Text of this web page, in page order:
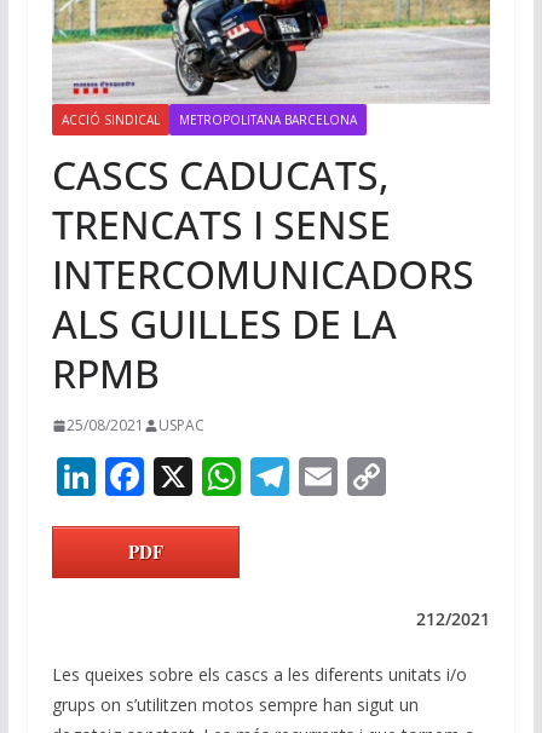
ACCIÓ SINDICAL METROPOLITANA BARCELONA
CASCS CADUCATS,
TRENCATS I SENSE
INTERCOMUNICADORS
ALS GUILLES DE LA
RPMB
25/08/2021 USPAC
Li
n
k
e
n
F
ac
e
b
o
k
X W
p
p
T
m
E C
n
k
PDF
212/2021
Les queixes sobre els cascs a les diferents unitats i/o
grups on s’utilitzen motos sempre han sigut un